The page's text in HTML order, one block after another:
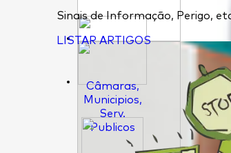
Sinais de Informação, Perigo,
LISTAR ARTIGOS
Câmaras,
Municipios,
Serv.
Publicos